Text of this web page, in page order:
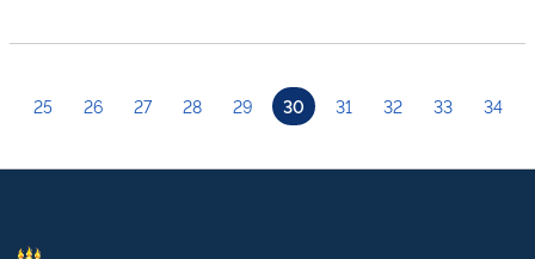
25 26 27 28 29 30 31 32 33 34